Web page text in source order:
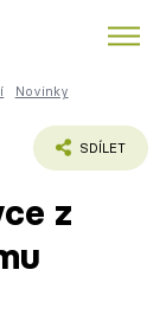
Novinky
SDÍLET
z